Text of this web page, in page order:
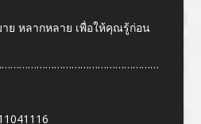
ย หลากหลาย เพื่อให้คุณรู้ก่อน